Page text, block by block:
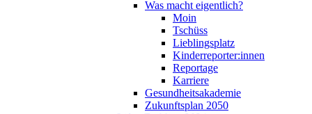
Was macht eigentlich?
Moin
Tschüss
Lieblingsplatz
Kinderreporter:innen
Reportage
Karriere
Gesundheitsakademie
Zukunftsplan 2050